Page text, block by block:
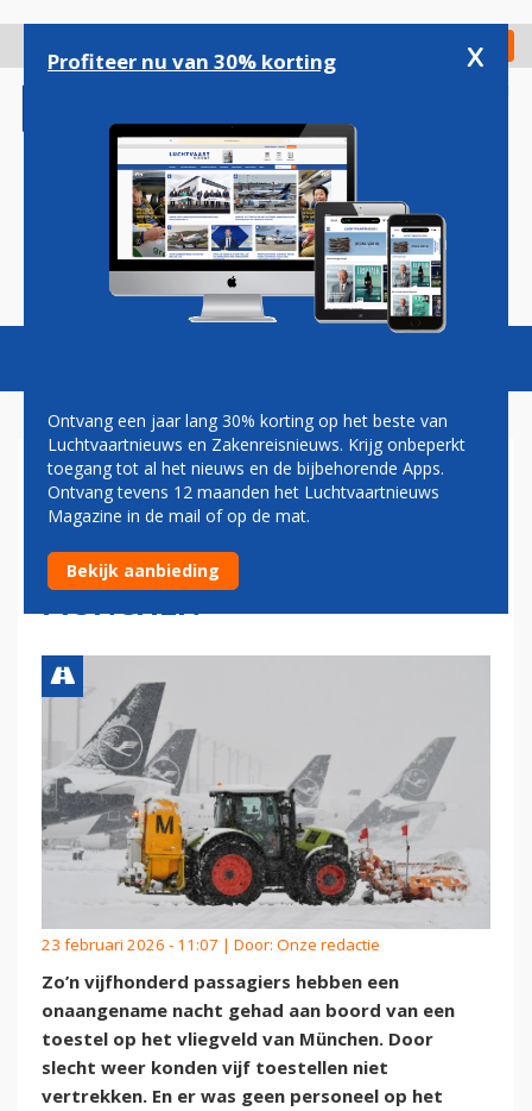
gaan
Check in
Magazine Podcasts Vacatures
HONDERDEN PASSAGIERS
ZITTEN NACHT GEVANGEN IN
TOESTELLEN OP VLIEGVELD
MÜNCHEN
23 februari 2026 - 11:07 | Door: Onze redactie
Zo’n vijfhonderd passagiers hebben een
onaangename nacht gehad aan boord van een
toestel op het vliegveld van München. Door
slecht weer konden vijf toestellen niet
vertrekken. En er was geen personeel op het
Profiteer nu van 30% korting x
Ontvang een jaar lang 30% korting op het beste van
Luchtvaartnieuws en Zakenreisnieuws. Krijg onbeperkt
toegang tot al het nieuws en de bijbehorende Apps.
Ontvang tevens 12 maanden het Luchtvaartnieuws
Magazine in de mail of op de mat.
Bekijk aanbieding